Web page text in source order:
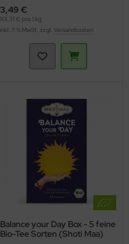
3,49 €
113,31 € pro 1 kg
inkl. 7 % MwSt. zzgl. Versandkosten
Balance your Day Box - 5 feine
Bio-Tee Sorten (Shoti Maa)